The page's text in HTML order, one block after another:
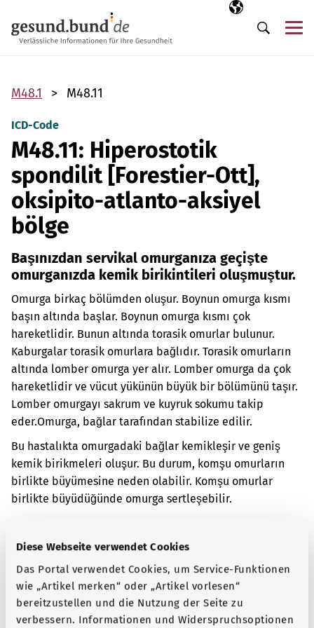
Diese Webseite verwendet Cookies
Das Portal verwendet Cookies, um Service-Funktionen
wie „Artikel merken“ oder „Artikel vorlesen“
bereitzustellen und die Nutzung der Seite zu
verbessern. Informationen und Widerspruchsoptionen
Seçili dil
TR
Arama
M48.1 M48.11
ICD-Code
M48.11: Hiperostotik
spondilit [Forestier-Ott],
oksipito-atlanto-aksiyel
bölge
Başınızdan servikal omurganıza geçişte
omurganızda kemik birikintileri oluşmuştur.
Omurga birkaç bölümden oluşur. Boynun omurga kısmı
başın altında başlar. Boynun omurga kısmı çok
hareketlidir. Bunun altında torasik omurlar bulunur.
Kaburgalar torasik omurlara bağlıdır. Torasik omurların
altında lomber omurga yer alır. Lomber omurga da çok
hareketlidir ve vücut yükünün büyük bir bölümünü taşır.
Lomber omurgayı sakrum ve kuyruk sokumu takip
eder.Omurga, bağlar tarafından stabilize edilir.
Bu hastalıkta omurgadaki bağlar kemikleşir ve geniş
kemik birikmeleri oluşur. Bu durum, komşu omurların
birlikte büyümesine neden olabilir. Komşu omurlar
birlikte büyüdüğünde omurga sertleşebilir.
bilinmemektedir. Bununla birlikte, örneğin kişinin
kemik birikintileri oluşabilir.
Kemik birikintileri nedeniyle kişinin boynunda ağrı
olabilir. Hasta boynunu gerektiği gibi hareket